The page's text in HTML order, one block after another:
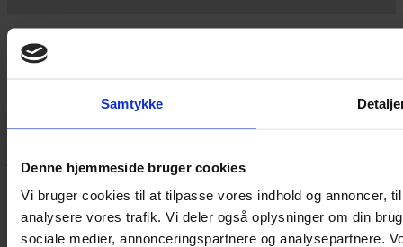
Samtykke
Denne hjemmeside bruger cookies
Vi bruger cookies til at tilpasse vores indhold og annoncer,
analysere vores trafik. Vi deler også oplysninger om din
sociale medier, annonceringspartnere og analysepartnere.
Yarn Every Wear
Hvis du bøvler med noget eller ønsker ny inspiration, så skriv til
Vestergade 12 6270, Tønder
60 51 96 50
post@yarneverywear.dk
CVR 43041649